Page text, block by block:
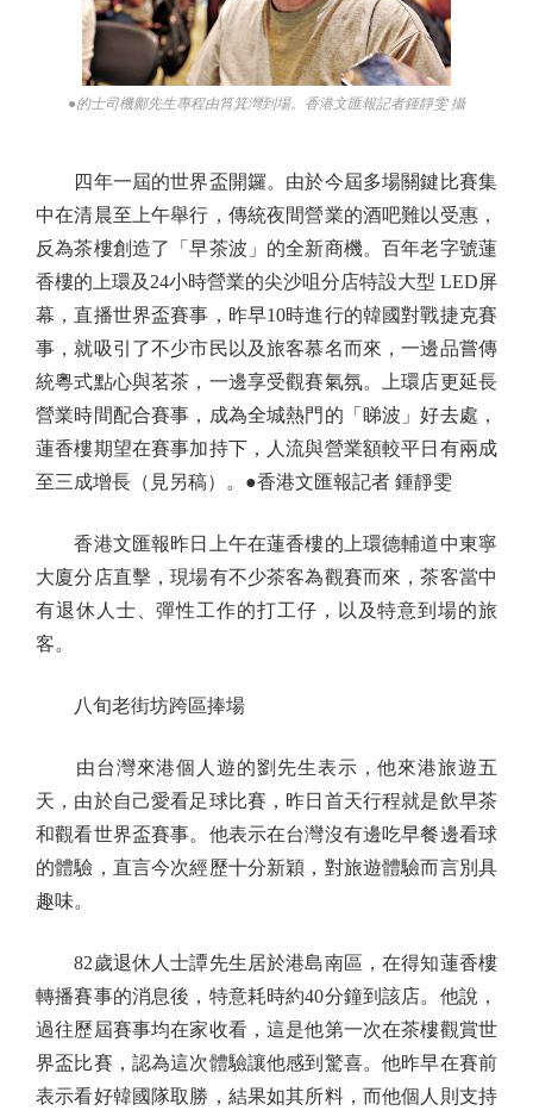
●的士司機鄺先生專程由筲箕灣到場。香港文匯報記者鍾靜雯 攝
四年一屆的世界盃開鑼。由於今屆多場關鍵比賽集
中在清晨至上午舉行，傳統夜間營業的酒吧難以受惠，
反為茶樓創造了「早茶波」的全新商機。百年老字號蓮
香樓的上環及24小時營業的尖沙咀分店特設大型 LED屏
幕，直播世界盃賽事，昨早10時進行的韓國對戰捷克賽
事，就吸引了不少市民以及旅客慕名而來，一邊品嘗傳
統粵式點心與茗茶，一邊享受觀賽氣氛。上環店更延長
營業時間配合賽事，成為全城熱門的「睇波」好去處，
蓮香樓期望在賽事加持下，人流與營業額較平日有兩成
至三成增長（見另稿）。●香港文匯報記者 鍾靜雯
香港文匯報昨日上午在蓮香樓的上環德輔道中東寧
大廈分店直擊，現場有不少茶客為觀賽而來，茶客當中
有退休人士、彈性工作的打工仔，以及特意到場的旅
客。
八旬老街坊跨區捧場
由台灣來港個人遊的劉先生表示，他來港旅遊五
天，由於自己愛看足球比賽，昨日首天行程就是飲早茶
和觀看世界盃賽事。他表示在台灣沒有邊吃早餐邊看球
的體驗，直言今次經歷十分新穎，對旅遊體驗而言別具
趣味。
82歲退休人士譚先生居於港島南區，在得知蓮香樓
轉播賽事的消息後，特意耗時約40分鐘到該店。他說，
過往歷屆賽事均在家收看，這是他第一次在茶樓觀賞世
界盃比賽，認為這次體驗讓他感到驚喜。他昨早在賽前
表示看好韓國隊取勝，結果如其所料，而他個人則支持